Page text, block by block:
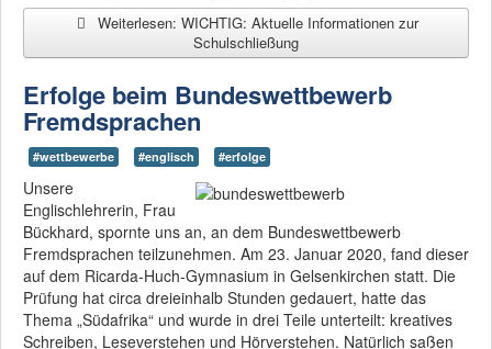
Weiterlesen: WICHTIG: Aktuelle Informationen zur
Schulschließung
Erfolge beim Bundeswettbewerb
Fremdsprachen
#wettbewerbe #englisch #erfolge
Unsere
Englischlehrerin, Frau
Bückhard, spornte uns an, an dem Bundeswettbewerb
Fremdsprachen teilzunehmen. Am 23. Januar 2020, fand dieser
auf dem Ricarda-Huch-Gymnasium in Gelsenkirchen statt. Die
Prüfung hat circa dreieinhalb Stunden gedauert, hatte das
Thema „Südafrika“ und wurde in drei Teile unterteilt: kreatives
Schreiben, Leseverstehen und Hörverstehen. Natürlich saßen